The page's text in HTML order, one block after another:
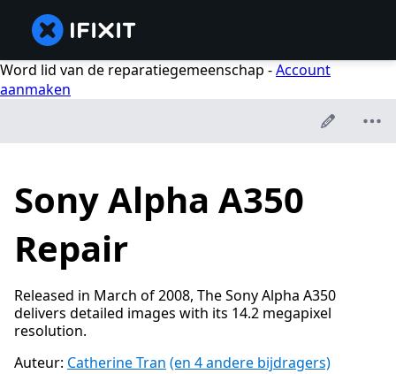
Word lid van de reparatiegemeenschap -Account
aanmaken
Sony Alpha A350
Repair
Released in March of 2008, The Sony Alpha A350
delivers detailed images with its 14.2 megapixel
resolution.
Auteur: Catherine Tran (en 4 andere bijdragers)